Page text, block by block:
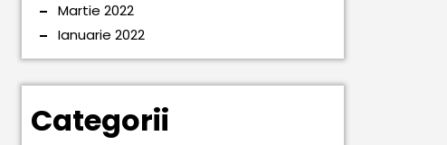
Martie 2022
Ianuarie 2022
Categorii